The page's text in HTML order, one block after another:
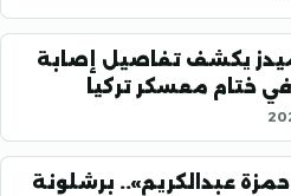
يكشف تفاصيل إصابة
معسكر تركيا
برشلونة